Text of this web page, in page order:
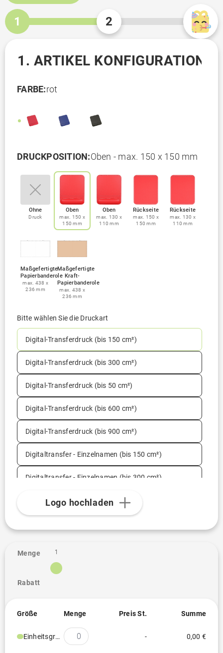
1 2
1. ARTIKEL KONFIGURATION
FARBE:rot
DRUCKPOSITION:Oben - max. 150 x 150 mm
Ohne
Druck
Oben
max. 150 x
150 mm
Oben
max. 130 x
110 mm
Rückseite
max. 150 x
150 mm
Rückseite
max. 130 x
110 mm
Maßgefertigte
Papierbanderole
max. 438 x
236 mm
Maßgefertigte
Kraft-
Papierbanderole
max. 438 x
236 mm
Bitte wählen Sie die Druckart
Digital-Transferdruck (bis 150 cm²)
Digital-Transferdruck (bis 300 cm²)
Digital-Transferdruck (bis 50 cm²)
Digital-Transferdruck (bis 600 cm²)
Digital-Transferdruck (bis 900 cm²)
Digitaltransfer - Einzelnamen (bis 150 cm²)
Digitaltransfer - Einzelnamen (bis 300 cm²)
Digitaltransfer - Einzelnamen (bis 50 cm²)
Kraftpapierhülle
Siebdruck Auf dieser Position nicht verfügbar
Transferdruck (bis 150 cm²)
Logo hochladen
Menge
Rabatt
1
Größe Menge Preis St. Summe
Einheitsgröße - 0,00 €